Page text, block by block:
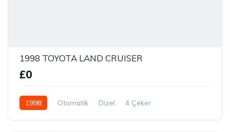
1998 TOYOTA LAND CRUISER
£0
1998 Otomatik Dizel 4 Çeker